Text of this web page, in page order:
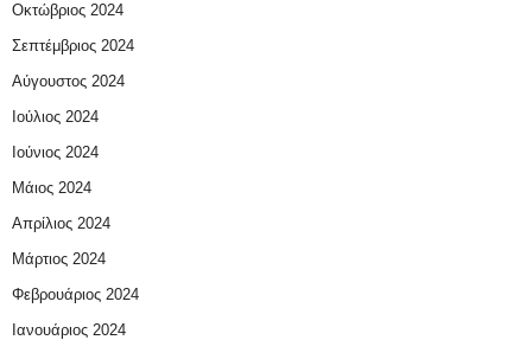
Οκτώβριος 2024
Σεπτέμβριος 2024
Αύγουστος 2024
Ιούλιος 2024
Ιούνιος 2024
Μάιος 2024
Απρίλιος 2024
Μάρτιος 2024
Φεβρουάριος 2024
Ιανουάριος 2024